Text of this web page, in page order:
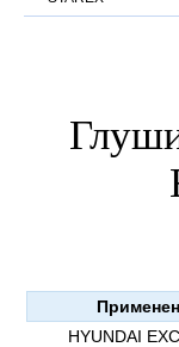
HYUNDAI